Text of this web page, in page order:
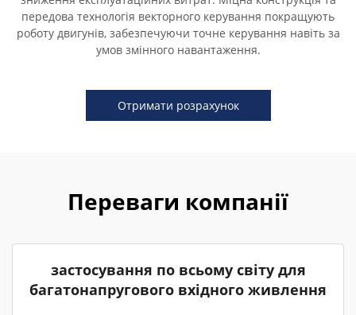
передова технологія векторного керування покращують
роботу двигунів, забезпечуючи точне керування навіть за
умов змінного навантаження.
Отримати розрахунок
Переваги компанії
застосування по всьому світу для
багатонапругового вхідного живлення